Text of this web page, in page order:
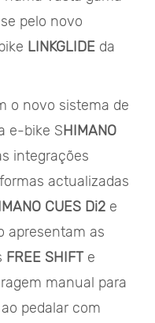
pelo novo
LINKGLIDE da
o novo sistema de
e-bike SHIMANO
integrações
actualizadas
CUES Di2 e
apresentam as
FREE SHIFTe
manual para
pedalar com